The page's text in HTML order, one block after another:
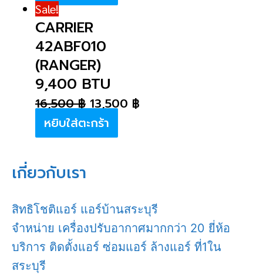
Sale!
CARRIER
42ABF010
(RANGER)
9,400 BTU
16,500฿ 13,500 ฿
หยิบใส่ตะกร้า
เกี่ยวกับเรา
สิทธิโชติแอร์ แอร์บ้านสระบุรี
จำหน่าย เครื่องปรับอากาศมากกว่า 20 ยี่ห้อ
บริการ ติดตั้งแอร์ ซ่อมแอร์ ล้างแอร์ ที่1ใน
สระบุรี